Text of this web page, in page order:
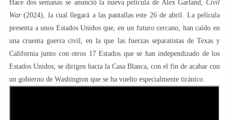
Hace dos semanas se anunció la nueva película de Alex Garland, Civil
War(2024), la cual llegará a las pantallas este 26 de abril. La película
presenta a unos Estados Unidos que, en un futuro cercano, han caído en
una cruenta guerra civil, en la que las fuerzas separatistas de Texas y
California junto con otros 17 Estados que se han independizado de los
Estados Unidos, se dirigen hacia la Casa Blanca, con el fin de acabar con
un gobierno de Washington que se ha vuelto especialmente tiránico.